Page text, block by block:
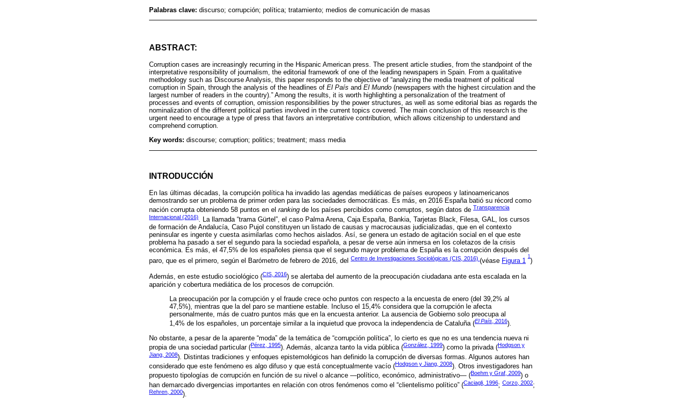
Palabras clave: discurso; corrupción; política; tratamiento; medios de comunicación de masas
ABSTRACT:
Corruption cases are increasingly recurring in the Hispanic American press. The present article studies, from the standpoint of the
interpretative responsibility of journalism, the editorial framework of one of the leading newspapers in Spain. From a qualitative
methodology such as Discourse Analysis, this paper responds to the objective of “analyzing the media treatment of political
corruption in Spain, through the analysis of the headlines of El País and El Mundo (newspapers with the highest circulation and the
largest number of readers in the country).” Among the results, it is worth highlighting a personalization of the treatment of
processes and events of corruption, omission responsibilities by the power structures, as well as some editorial bias as regards the
nominalization of the different political parties involved in the current topics covered. The main conclusion of this research is the
urgent need to encourage a type of press that favors an interpretative contribution, which allows citizenship to understand and
comprehend corruption.
Key words: discourse; corruption; politics; treatment; mass media
INTRODUCCIÓN
En las últimas décadas, la corrupción política ha invadido las agendas mediáticas de países europeos y latinoamericanos
demostrando ser un problema de primer orden para las sociedades democráticas. Es más, en 2016 España batió su récord como
nación corrupta obteniendo 58 puntos en el ranking de los países percibidos como corruptos, según datos de Transparencia
Internacional (2016)
. La llamada “trama Gürtel”, el caso Palma Arena, Caja España, Bankia, Tarjetas Black, Filesa, GAL, los cursos
de formación de Andalucía, Caso Pujol constituyen un listado de causas y macrocausas judicializadas, que en el contexto
peninsular es ingente y cuesta asimilarlas como hechos aislados. Así, se genera un estado de agitación social en el que este
problema ha pasado a ser el segundo para la sociedad española, a pesar de verse aún inmersa en los coletazos de la crisis
económica. Es más, el 47,5% de los españoles piensa que el segundo mayor problema de España es la corrupción después del
paro, que es el primero, según el Barómetro de febrero de 2016, del Centro de Investigaciones Sociológicas (CIS, 2016) (véase Figura 1
1
)
Además, en este estudio sociológico (CIS, 2016) se alertaba del aumento de la preocupación ciudadana ante esta escalada en la
aparición y cobertura mediática de los procesos de corrupción.
La preocupación por la corrupción y el fraude crece ocho puntos con respecto a la encuesta de enero (del 39,2% al
47,5%), mientras que la del paro se mantiene estable. Incluso el 15,4% considera que la corrupción le afecta
personalmente, más de cuatro puntos más que en la encuesta anterior. La ausencia de Gobierno solo preocupa al
1,4% de los españoles, un porcentaje similar a la inquietud que provoca la independencia de Cataluña (El País , 2016).
No obstante, a pesar de la aparente “moda” de la temática de “corrupción política”, lo cierto es que no es una tendencia nueva ni
propia de una sociedad particular (Pérez, 1995). Además, alcanza tanto la vida pública (González, 1999) como la privada (Hodgson y
Jiang, 2008). Distintas tradiciones y enfoques epistemológicos han definido la corrupción de diversas formas. Algunos autores han
considerado que este fenómeno es algo difuso y que está conceptualmente vacío (Hodgson y Jiang, 2008). Otros investigadores han
propuesto tipologías de corrupción en función de su nivel o alcance —político, económico, administrativo— (Boehm y Graf, 2009) o
han demarcado divergencias importantes en relación con otros fenómenos como el “clientelismo político” (Caciagli, 1996; Corzo, 2002;
Rehren, 2000).